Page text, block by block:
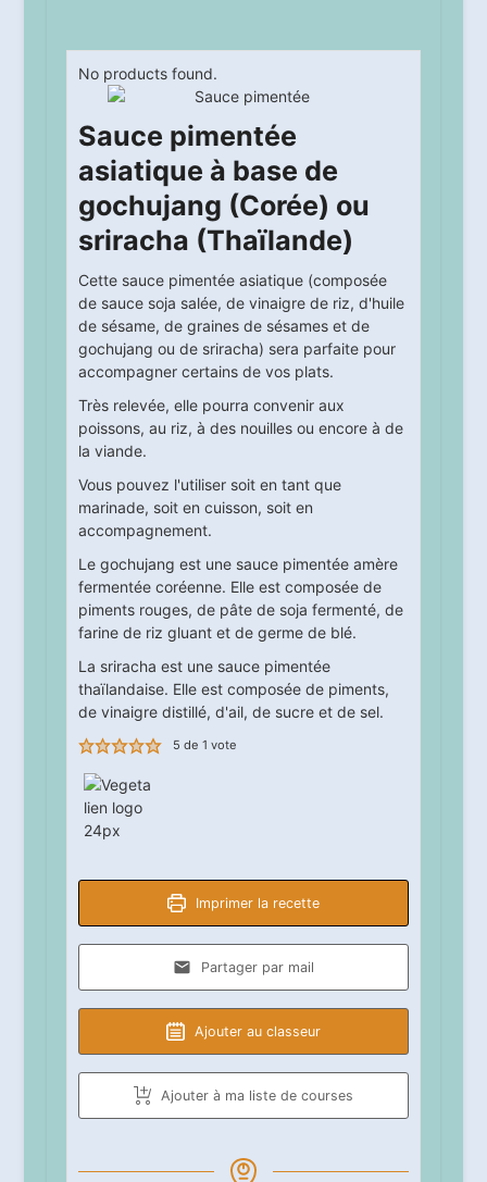
No products found.
Sauce pimentée
asiatique à base de
gochujang (Corée) ou
sriracha (Thaïlande)
Cette sauce pimentée asiatique (composée
de sauce soja salée, de vinaigre de riz, d'huile
de sésame, de graines de sésames et de
gochujang ou de sriracha) sera parfaite pour
accompagner certains de vos plats.
Très relevée, elle pourra convenir aux
poissons, au riz, à des nouilles ou encore à de
la viande.
Vous pouvez l'utiliser soit en tant que
marinade, soit en cuisson, soit en
accompagnement.
Le gochujang est une sauce pimentée amère
fermentée coréenne. Elle est composée de
piments rouges, de pâte de soja fermenté, de
farine de riz gluant et de germe de blé.
La sriracha est une sauce pimentée
thaïlandaise. Elle est composée de piments,
de vinaigre distillé, d'ail, de sucre et de sel.
5 de 1 vote
Imprimer la recette
Partager par mail
Ajouter au classeur
Ajouter à ma liste de courses